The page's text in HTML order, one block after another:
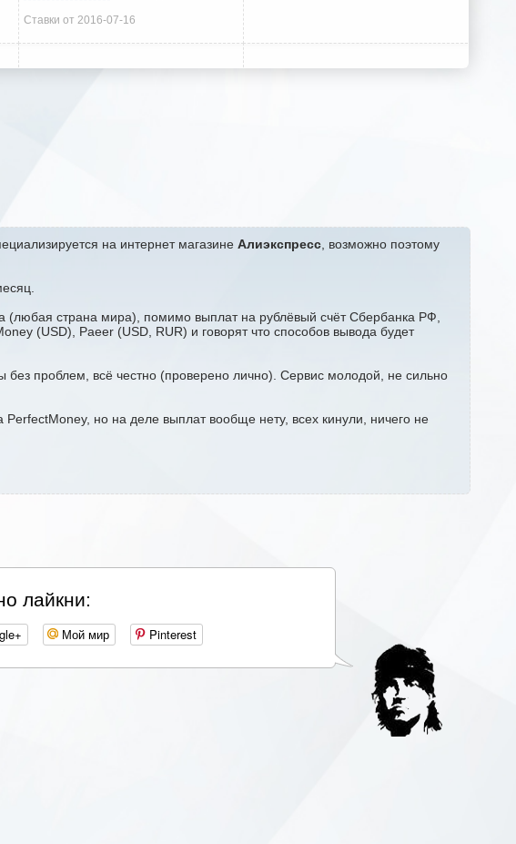
Ставки от 2016-07-16
на интернет магазине Алиэкспресс , возможно поэтому
(любая страна мира), помимо выплат на рублёвый счёт Сбербанка РФ,
(USD), Paeer (USD, RUR) и говорят что способов вывода будет
проблем, всё честно (проверено лично). Сервис молодой, не сильно
но на деле выплат вообще нету, всех кинули, ничего не
лайкни:
Мой мир Pinterest